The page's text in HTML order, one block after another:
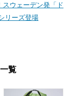
ウェーデン発「ド
リーズ登場
覧